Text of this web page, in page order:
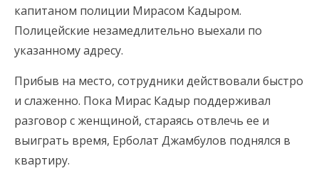
капитаном полиции Мирасом Кадыром.
Полицейские незамедлительно выехали по
указанному адресу.
Прибыв на место, сотрудники действовали быстро
и слаженно. Пока Мирас Кадыр поддерживал
разговор с женщиной, стараясь отвлечь ее и
выиграть время, Ерболат Джамбулов поднялся в
квартиру.